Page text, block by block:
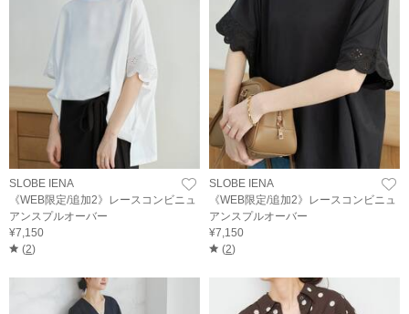
SLOBE IENA
《WEB限定/追加2》レースコンビニュ
アンスプルオーバー
¥7,150
(2)
SLOBE IENA
《WEB限定/追加2》レースコンビニュ
アンスプルオーバー
¥7,150
(2)